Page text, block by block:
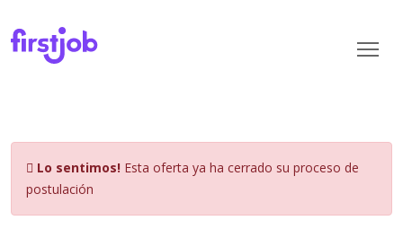
Lo sentimos! Esta oferta ya ha cerrado su proceso de
postulación